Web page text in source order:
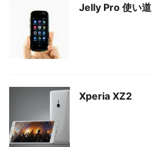
Jelly Pro 使い道
Xperia XZ2